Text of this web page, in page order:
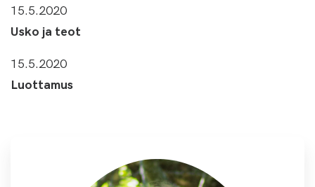
15.5.2020
Usko ja teot
15.5.2020
Luottamus